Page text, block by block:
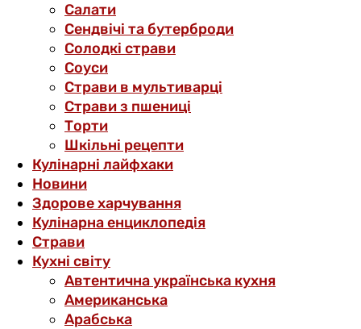
Салати
Сендвічі та бутерброди
Солодкі страви
Соуси
Страви в мультиварці
Страви з пшениці
Торти
Шкільні рецепти
Кулінарні лайфхаки
Новини
Здорове харчування
Кулінарна енциклопедія
Страви
Кухні світу
Автентична українська кухня
Американська
Арабська